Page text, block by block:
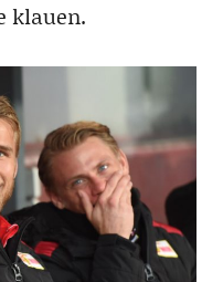
klauen.